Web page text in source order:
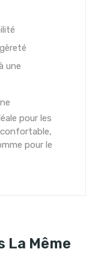
une
pour les
pour le
La Même